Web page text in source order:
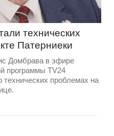
технических
Патерниеки
Домбрава в эфире
программы TV24
технических проблемах на